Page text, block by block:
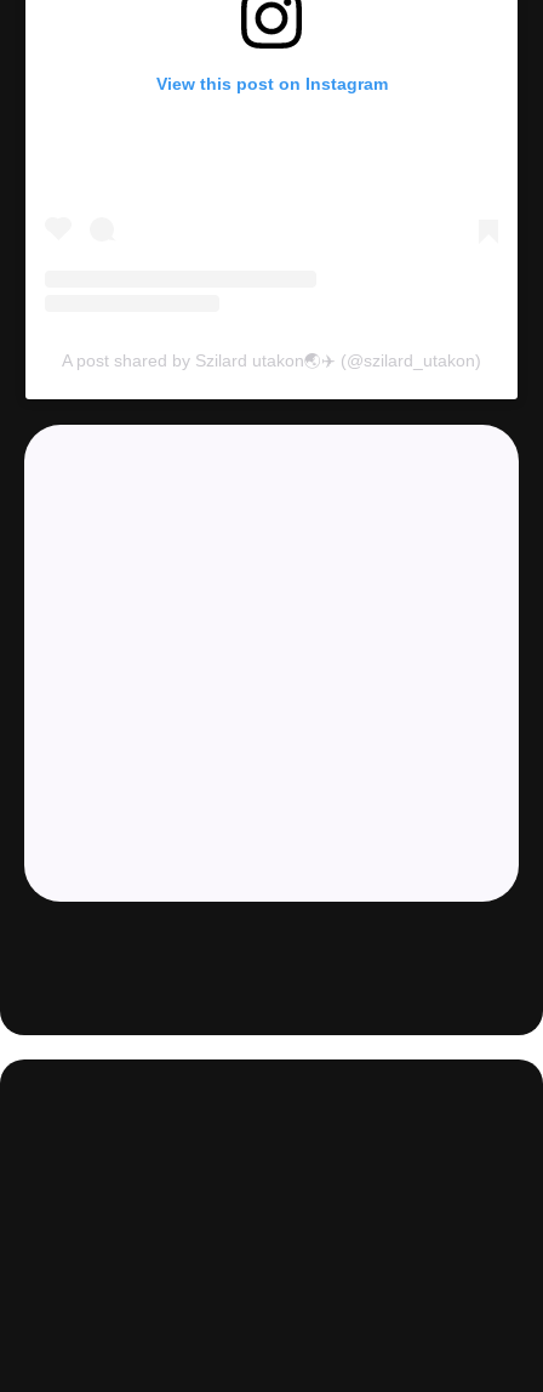
View this post on Instagram
A post shared by Szilard utakon🌏✈️ (@szilard_utakon)